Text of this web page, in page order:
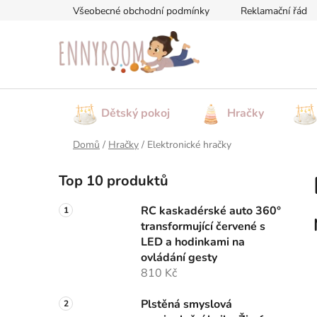
Všeobecné obchodní podmínky Reklamační řád
Dětský pokoj Hračky
Domů / Hračky / Elektronické hračky
o
s
t
n
Top 10 produktů
RC kaskadérské auto 360°
transformující červené s
LED a hodinkami na
ovládání gesty
810 Kč
Plstěná smyslová